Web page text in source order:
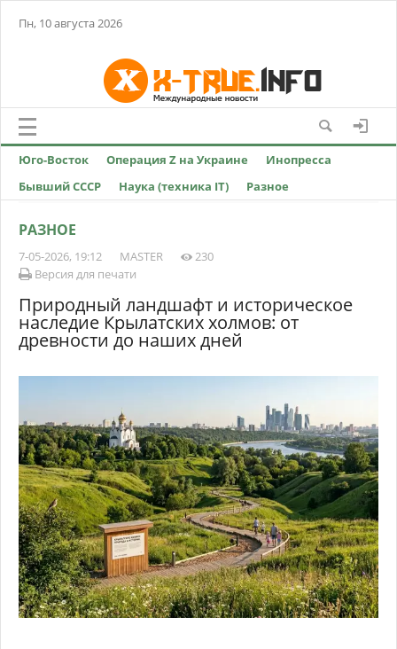
Пн, 10 августа 2026
Юго-Восток Операция Z на Украине
Инопресса
Бывший СССР
Наука (техника IT) Разное
РАЗНОЕ
7-05-2026, 19:12 MASTER
230
Версия для печати
Природный ландшафт и историческое
наследие Крылатских холмов: от
древности до наших дней